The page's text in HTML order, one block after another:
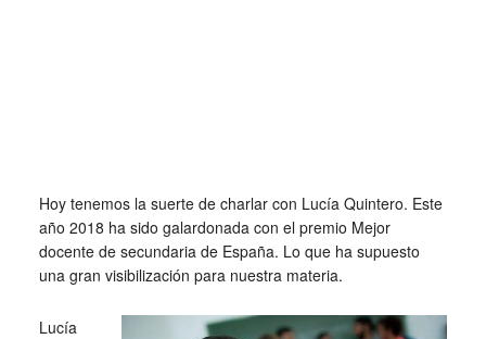
Hoy tenemos la suerte de charlar con Lucía Quintero. Este
año 2018 ha sido galardonada con el premio Mejor
docente de secundaria de España. Lo que ha supuesto
una gran visibilización para nuestra materia.
Lucía